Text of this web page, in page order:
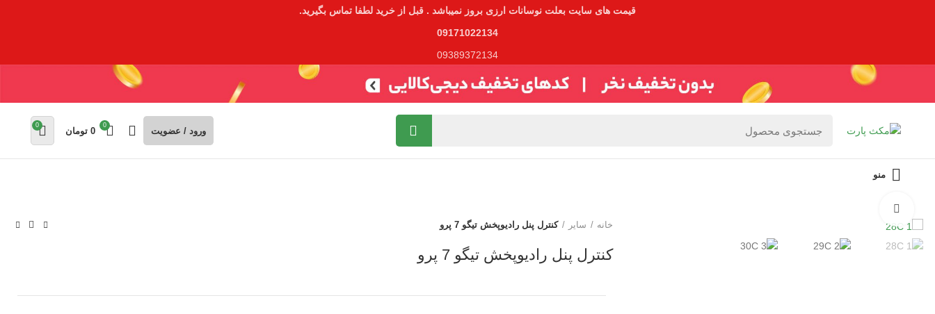
ورود / عضویت
0
0 تومان
0
منو
خانه
سایر کنترل پنل رادیوپخش تیگو 7 پرو
کنترل پنل رادیوپخش تیگو 7 پرو
قیمت های سایت بعلت نوسانات ارزی بروز نمیباشد . قبل از خرید لطفا تماس بگیرید.
09171022134
09389372134